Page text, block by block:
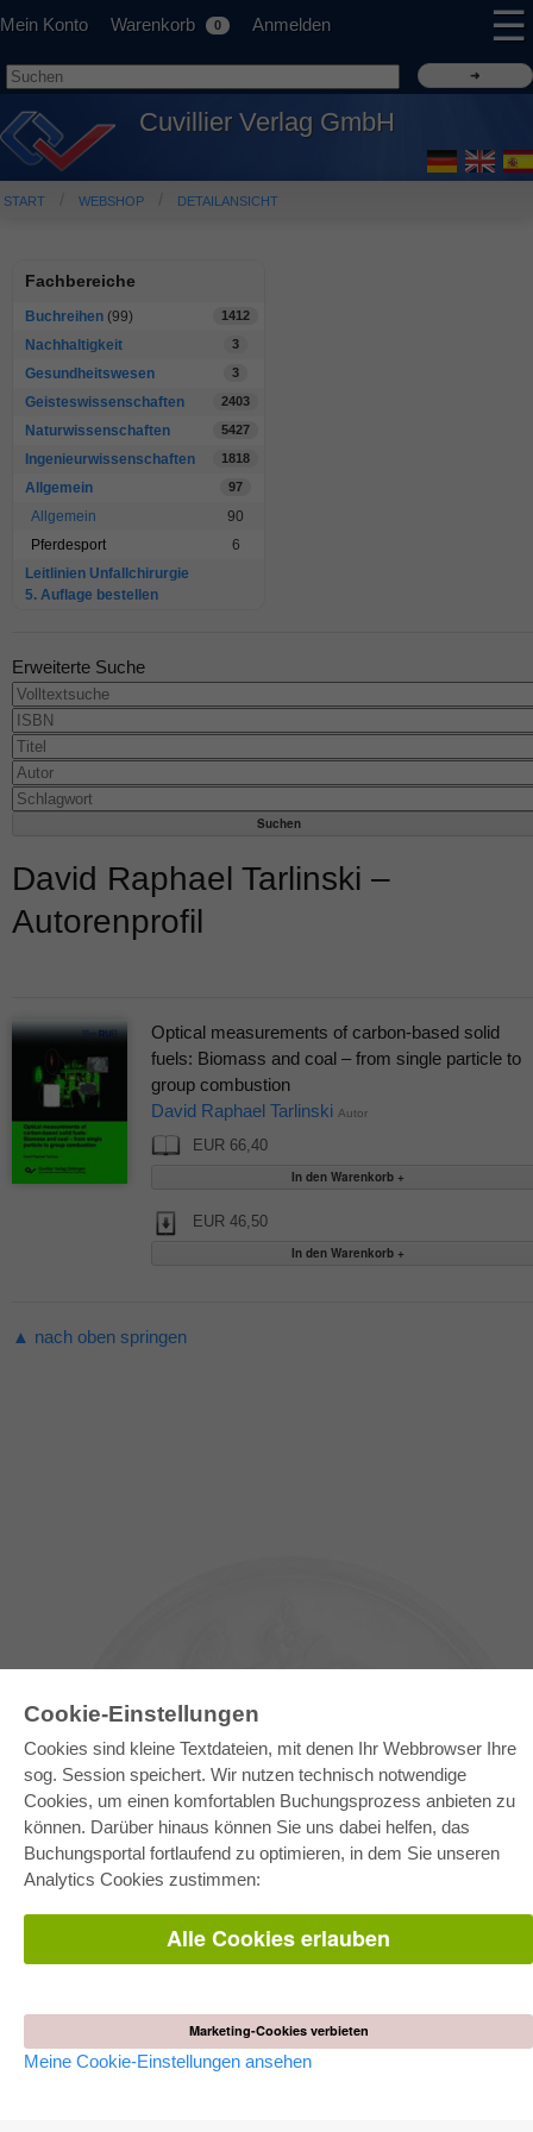
Cookie-Einstellungen
Cookies sind kleine Textdateien, mit denen Ihr Webbrowser Ihre
sog. Session speichert. Wir nutzen technisch notwendige
Cookies, um einen komfortablen Buchungsprozess anbieten zu
können. Darüber hinaus können Sie uns dabei helfen, das
Buchungsportal fortlaufend zu optimieren, in dem Sie unseren
Analytics Cookies zustimmen:
Alle Cookies erlauben
Marketing-Cookies verbieten
Meine Cookie-Einstellungen ansehen
Mein Konto Warenkorb 0 Anmelden ☰
Cuvillier Verlag GmbH
START WEBSHOP DETAILANSICHT
Fachbereiche
Buchreihen (99) 1412
Nachhaltigkeit 3
Gesundheitswesen 3
Geisteswissenschaften 2403
Naturwissenschaften 5427
Ingenieurwissenschaften 1818
Allgemein 97
Allgemein
90
Pferdesport
6
Leitlinien Unfallchirurgie
5. Auflage bestellen
Erweiterte Suche
David Raphael Tarlinski –
Autorenprofil
Optical measurements of carbon-based solid
fuels: Biomass and coal – from single particle to
group combustion
David Raphael Tarlinski Autor
EUR 66,40
EUR 46,50
▲ nach oben springen
E-COLLECTION
Gesamtpaket
Fachbereichspakete
Bereitstellung von E-Books
Häufig gestellte Fragen (FAQ)
AGB